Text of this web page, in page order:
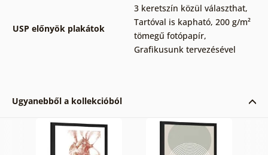
USP előnyök plakátok
3 keretszín közül választhat,
Tartóval is kapható, 200 g/m²
tömegű fotópapír,
Grafikusunk tervezésével
Ugyanebből a kollekcióból